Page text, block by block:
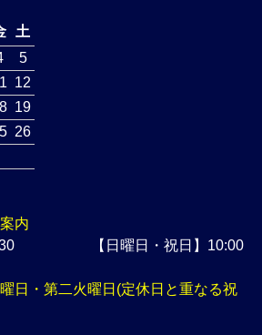
土
5
12
19
26
内
19:30 【日曜日・祝日】10:00
日・第二火曜日(定休日と重なる祝